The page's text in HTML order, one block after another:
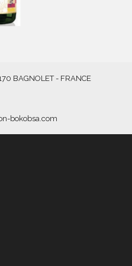
BAGNOLET - FRANCE
bokobsa.com